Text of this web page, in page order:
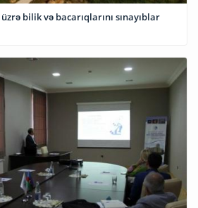
bilik və bacarıqlarını sınayıblar